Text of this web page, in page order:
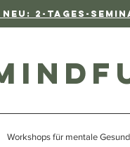
2-Tages-
Workshops für mentale